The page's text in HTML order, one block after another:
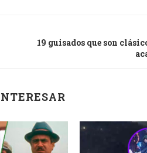
19 guisados que son